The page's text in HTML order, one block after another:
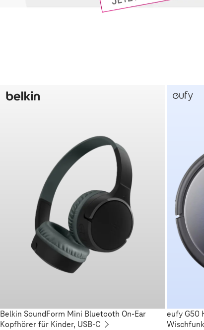
Belkin SoundForm Mini Bluetooth On-Ear
Kopfhörer für Kinder, USB-C
eufy G50